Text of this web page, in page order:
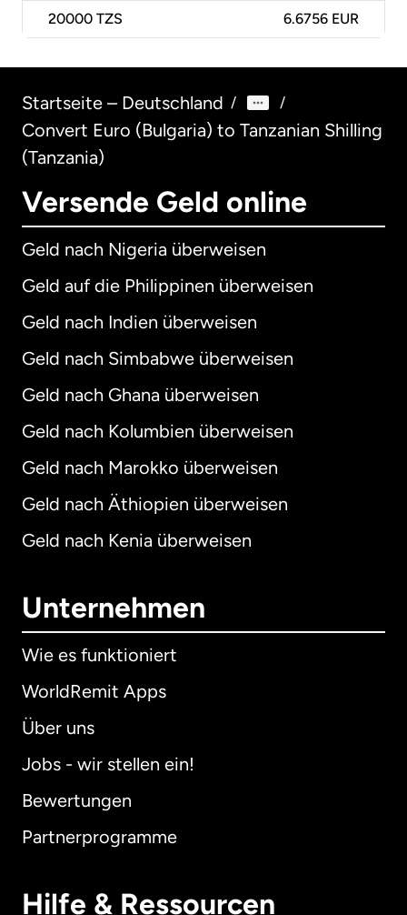
20000 TZS 6.6756 EUR
Startseite – Deutschland / /
Convert Euro (Bulgaria) to Tanzanian Shilling
(Tanzania)
Versende Geld online
Geld nach Nigeria überweisen
Geld auf die Philippinen überweisen
Geld nach Indien überweisen
Geld nach Simbabwe überweisen
Geld nach Ghana überweisen
Geld nach Kolumbien überweisen
Geld nach Marokko überweisen
Geld nach Äthiopien überweisen
Geld nach Kenia überweisen
Unternehmen
Wie es funktioniert
WorldRemit Apps
Über uns
Jobs - wir stellen ein!
Bewertungen
Partnerprogramme
Hilfe & Ressourcen